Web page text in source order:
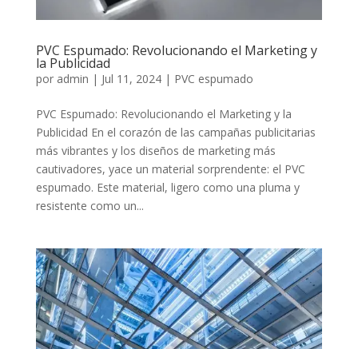
PVC Espumado: Revolucionando el Marketing y
la Publicidad
por admin | Jul 11, 2024| PVC espumado
PVC Espumado: Revolucionando el Marketing y la
Publicidad En el corazón de las campañas publicitarias
más vibrantes y los diseños de marketing más
cautivadores, yace un material sorprendente: el PVC
espumado. Este material, ligero como una pluma y
resistente como un...